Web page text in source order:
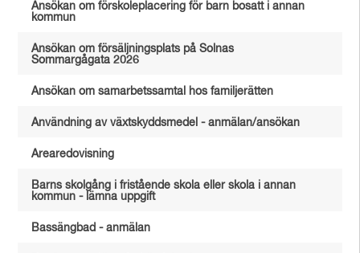
Ansökan om förskoleplacering för barn bosatt i annan
kommun
Ansökan om försäljningsplats på Solnas
Sommargågata 2026
Ansökan om samarbetssamtal hos familjerätten
Användning av växtskyddsmedel - anmälan/ansökan
Arearedovisning
Barns skolgång i fristående skola eller skola i annan
kommun - lämna uppgift
Bassängbad - anmälan